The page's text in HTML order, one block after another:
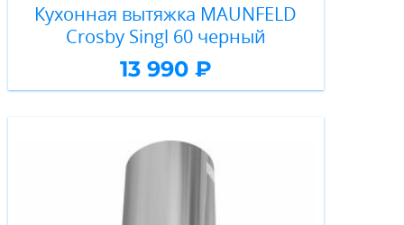
Кухонная вытяжка MAUNFELD
Crosby Singl 60 черный
13 990 ₽